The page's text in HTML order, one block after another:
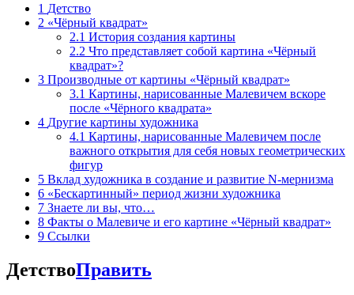
1 Детство
2 «Чёрный квадрат»
2.1 История создания картины
2.2 Что представляет собой картина «Чёрный
квадрат»?
3 Производные от картины «Чёрный квадрат»
3.1 Картины, нарисованные Малевичем вскоре
после «Чёрного квадрата»
4 Другие картины художника
4.1 Картины, нарисованные Малевичем после
важного открытия для себя новых геометрических
фигур
5 Вклад художника в создание и развитие N-мернизма
6 «Бескартинный» период жизни художника
7 Знаете ли вы, что…
8 Факты о Малевиче и его картине «Чёрный квадрат»
9 Ссылки
ДетствоПравить